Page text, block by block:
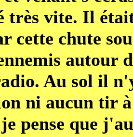
très vite. Il
cette chute
autour
Au sol il
ni aucun tir
pense que